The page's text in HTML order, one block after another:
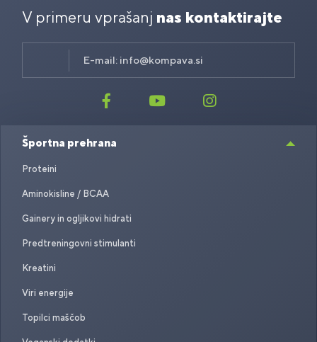
V primeru vprašanj nas kontaktirajte
E-mail: info@kompava.si
Športna prehrana
Proteini
Aminokisline / BCAA
Gainery in ogljikovi hidrati
Predtreningovni stimulanti
Kreatini
Viri energije
Topilci maščob